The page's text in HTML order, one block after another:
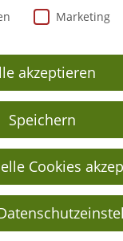
im Handel
Gastronomie ein.
Marketing
akzeptieren
Speichern
Cookies